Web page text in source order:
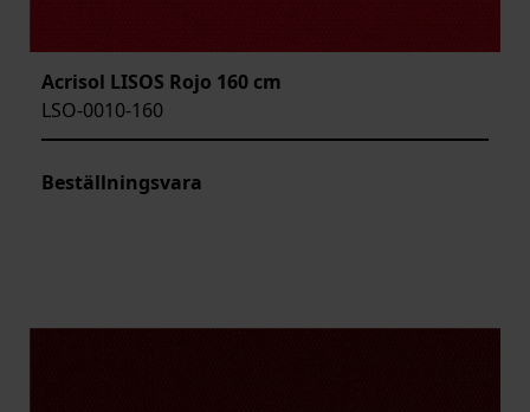
Acrisol LISOS Rojo 160 cm
LSO-0010-160
Beställningsvara